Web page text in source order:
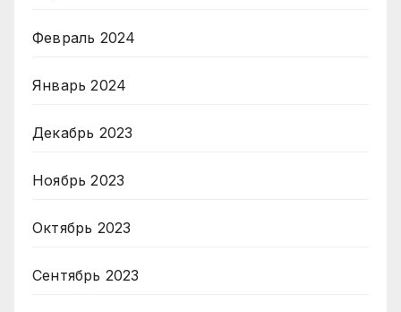
Февраль 2024
Январь 2024
Декабрь 2023
Ноябрь 2023
Октябрь 2023
Сентябрь 2023